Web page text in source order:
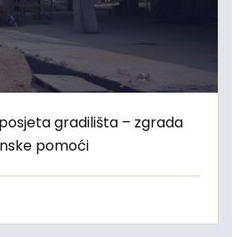
gradilišta – zgrada
pomoći